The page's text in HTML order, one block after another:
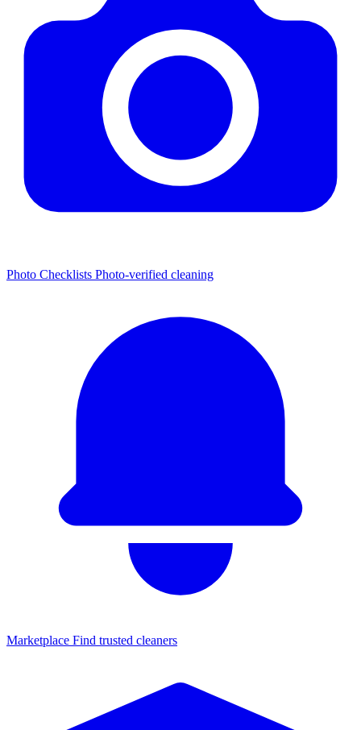
Photo Checklists Photo-verified cleaning
Marketplace Find trusted cleaners